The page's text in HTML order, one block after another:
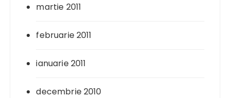
martie 2011
februarie 2011
ianuarie 2011
decembrie 2010